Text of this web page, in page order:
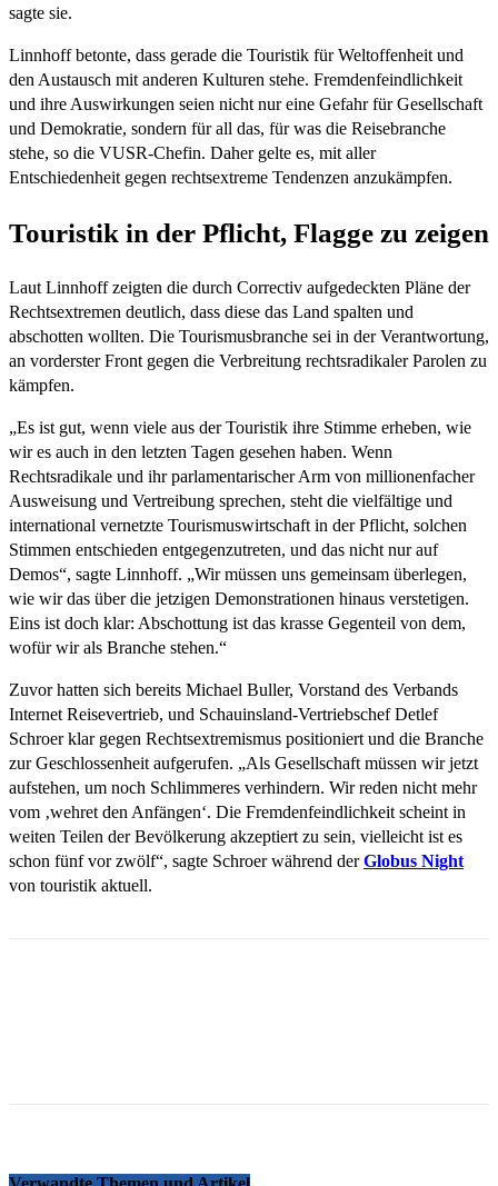
sagte sie.
Linnhoff betonte, dass gerade die Touristik für Weltoffenheit und
den Austausch mit anderen Kulturen stehe. Fremdenfeindlichkeit
und ihre Auswirkungen seien nicht nur eine Gefahr für Gesellschaft
und Demokratie, sondern für all das, für was die Reisebranche
stehe, so die VUSR-Chefin. Daher gelte es, mit aller
Entschiedenheit gegen rechtsextreme Tendenzen anzukämpfen.
Touristik in der Pflicht, Flagge zu zeigen
Laut Linnhoff zeigten die durch Correctiv aufgedeckten Pläne der
Rechtsextremen deutlich, dass diese das Land spalten und
abschotten wollten. Die Tourismusbranche sei in der Verantwortung,
an vorderster Front gegen die Verbreitung rechtsradikaler Parolen zu
kämpfen.
„Es ist gut, wenn viele aus der Touristik ihre Stimme erheben, wie
wir es auch in den letzten Tagen gesehen haben. Wenn
Rechtsradikale und ihr parlamentarischer Arm von millionenfacher
Ausweisung und Vertreibung sprechen, steht die vielfältige und
international vernetzte Tourismuswirtschaft in der Pflicht, solchen
Stimmen entschieden entgegenzutreten, und das nicht nur auf
Demos“, sagte Linnhoff. „Wir müssen uns gemeinsam überlegen,
wie wir das über die jetzigen Demonstrationen hinaus verstetigen.
Eins ist doch klar: Abschottung ist das krasse Gegenteil von dem,
wofür wir als Branche stehen.“
Zuvor hatten sich bereits Michael Buller, Vorstand des Verbands
Internet Reisevertrieb, und Schauinsland-Vertriebschef Detlef
Schroer klar gegen Rechtsextremismus positioniert und die Branche
zur Geschlossenheit aufgerufen. „Als Gesellschaft müssen wir jetzt
aufstehen, um noch Schlimmeres verhindern. Wir reden nicht mehr
vom ‚wehret den Anfängen‘. Die Fremdenfeindlichkeit scheint in
weiten Teilen der Bevölkerung akzeptiert zu sein, vielleicht ist es
schon fünf vor zwölf“, sagte Schroer während derGlobus Night
von touristik aktuell.